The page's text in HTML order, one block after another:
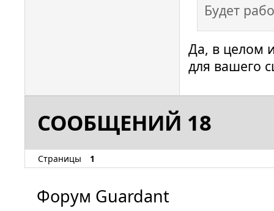
Будет
Да, в целом
для вашего
СООБЩЕНИЙ 18
Страницы 1
Форум Guardant